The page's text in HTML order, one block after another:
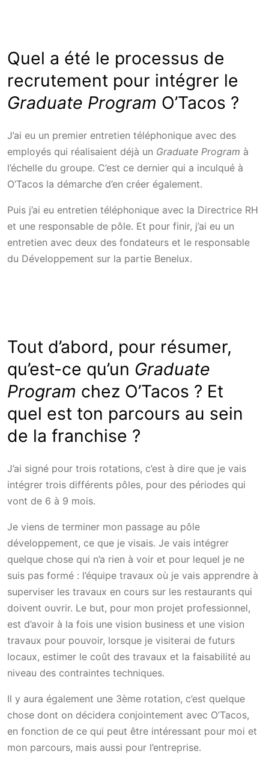
Quel a été le processus de
recrutement pour intégrer le
Graduate Program O’Tacos ?
J’ai eu un premier entretien téléphonique avec des
employés qui réalisaient déjà un Graduate Program à
l’échelle du groupe. C’est ce dernier qui a inculqué à
O’Tacos la démarche d’en créer également.
Puis j’ai eu entretien téléphonique avec la Directrice RH
et une responsable de pôle. Et pour finir, j’ai eu un
entretien avec deux des fondateurs et le responsable
du Développement sur la partie Benelux.
Tout d’abord, pour résumer,
qu’est-ce qu’un Graduate
Program chez O’Tacos ? Et
quel est ton parcours au sein
de la franchise ?
J’ai signé pour trois rotations, c’est à dire que je vais
intégrer trois différents pôles, pour des périodes qui
vont de 6 à 9 mois.
Je viens de terminer mon passage au pôle
développement, ce que je visais. Je vais intégrer
quelque chose qui n’a rien à voir et pour lequel je ne
suis pas formé : l’équipe travaux où je vais apprendre à
superviser les travaux en cours sur les restaurants qui
doivent ouvrir. Le but, pour mon projet professionnel,
est d’avoir à la fois une vision business et une vision
travaux pour pouvoir, lorsque je visiterai de futurs
locaux, estimer le coût des travaux et la faisabilité au
niveau des contraintes techniques.
Il y aura également une 3ème rotation, c’est quelque
chose dont on décidera conjointement avec O’Tacos,
en fonction de ce qui peut être intéressant pour moi et
mon parcours, mais aussi pour l’entreprise.